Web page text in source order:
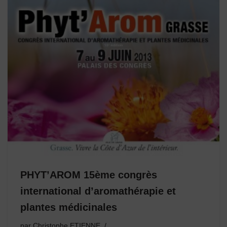
PHYT’AROM 15ème congrès
international d’aromathérapie et
plantes médicinales